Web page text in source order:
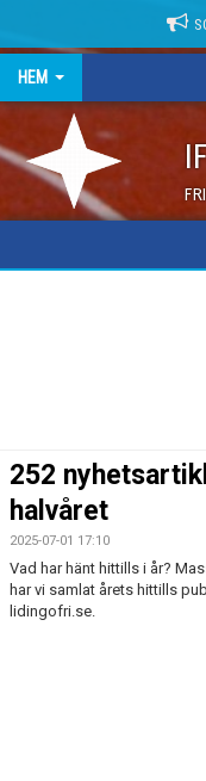
HEM
252
halvåret
2025-07-01 17:10
Vad har hänt hittills i år?
har vi samlat årets hittills
lidingofri.se.